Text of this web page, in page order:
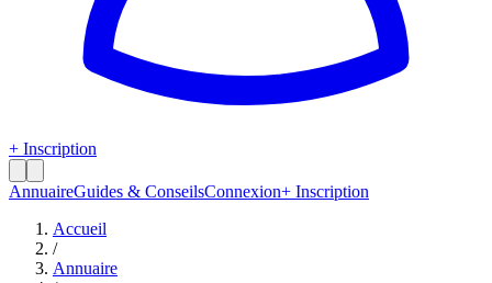
+ Inscription
AnnuaireGuides & ConseilsConnexion+ Inscription
Accueil
/
Annuaire